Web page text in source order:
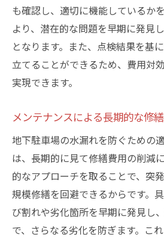
も確認し、適切に機能しているか
より、潜在的な問題を早期に発見
となります。また、点検結果を基
立てることができるため、費用対
実現できます。
メンテナンスによる長期的な修
地下駐車場の水漏れを防ぐための
は、長期的に見て修繕費用の削減
的なアプローチを取ることで、突
規模修繕を回避できるからです。
び割れや劣化箇所を早期に発見し
で、さらなる劣化を防ぎます。こ